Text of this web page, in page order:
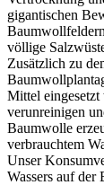
gigantischen
völlige
Zusätzlich zu
Mittel eingesetzt
verunreinigen
Baumwolle
verbrauchtem
Unser
Wassers auf der